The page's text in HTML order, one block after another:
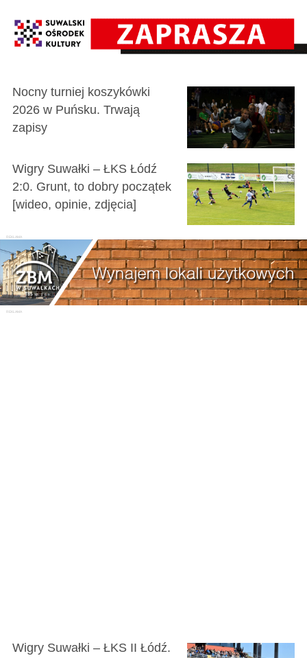
Nocny turniej koszykówki
2026 w Puńsku. Trwają
zapisy
Wigry Suwałki – ŁKS Łódź
2:0. Grunt, to dobry początek
[wideo, opinie, zdjęcia]
Wigry Suwałki – ŁKS II Łódź.